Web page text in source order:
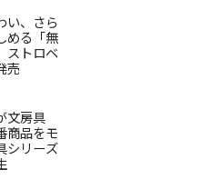
い、さら
める「無
ストロベ
売
文房具
商品をモ
シリーズ